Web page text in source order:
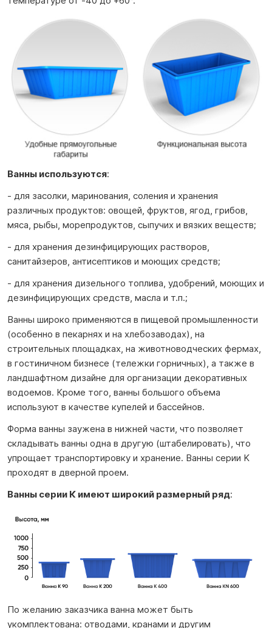
Ванны используются:
- для засолки, маринования, соления и хранения
различных продуктов: овощей, фруктов, ягод, грибов,
мяса, рыбы, морепродуктов, сыпучих и вязких веществ;
- для хранения дезинфицирующих растворов,
санитайзеров, антисептиков и моющих средств;
- для хранения дизельного топлива, удобрений, моющих и
дезинфицирующих средств, масла и т.п.;
Ванны широко применяются в пищевой промышленности
(особенно в пекарнях и на хлебозаводах), на
строительных площадках, на животноводческих фермах,
в гостиничном бизнесе (тележки горничных), а также в
ландшафтном дизайне для организации декоративных
водоемов. Кроме того, ванны большого объема
используют в качестве купелей и бассейнов.
Форма ванны заужена в нижней части, что позволяет
складывать ванны одна в другую (штабелировать), что
упрощает транспортировку и хранение. Ванны серии K
проходят в дверной проем.
Ванны серии К имеют широкий размерный ряд:
По желанию заказчика ванна может быть
укомплектована: отводами, кранами и другим